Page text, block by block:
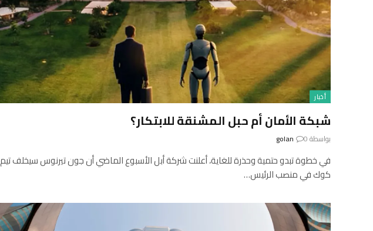
أخبار
شبكة الأمان أم حبل المشنقة للابتكار؟
بواسطة golan 0
في خطوة تبدو حتمية وحذرة للغاية، أعلنت شركة أبل الأسبوع الماضي أن جون تيرنوس سيخلف تيم
كوك في منصب الرئيس…